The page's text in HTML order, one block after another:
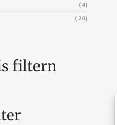
4
20
filtern